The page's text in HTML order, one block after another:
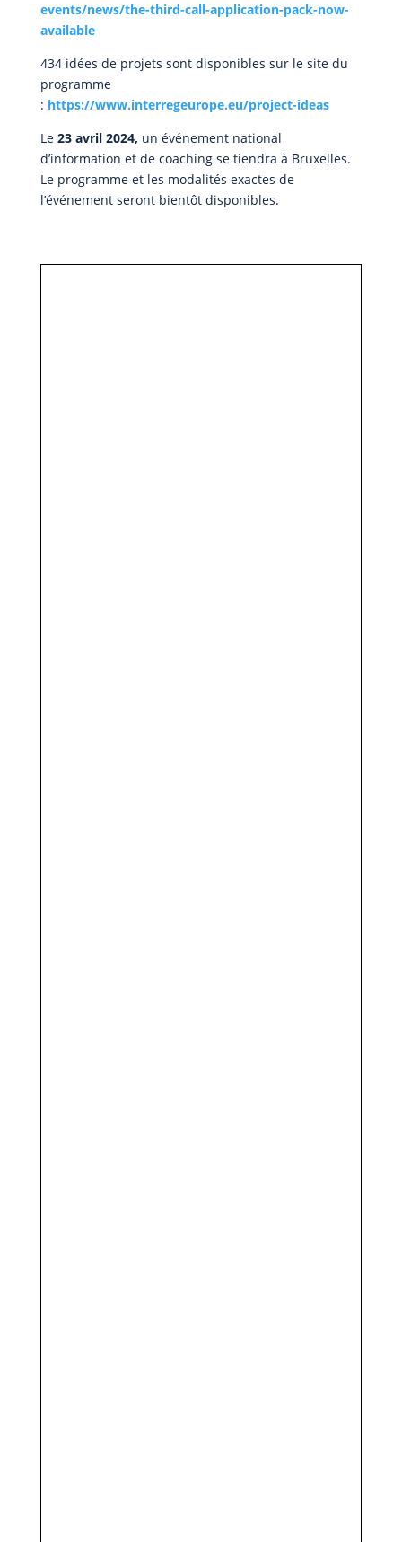
events/news/the-third-call-application-pack-now-
available
434 idées de projets sont disponibles sur le site du
programme
: https://www.interregeurope.eu/project-ideas
Le 23 avril 2024, un événement national
d’information et de coaching se tiendra à Bruxelles.
Le programme et les modalités exactes de
l’événement seront bientôt disponibles.